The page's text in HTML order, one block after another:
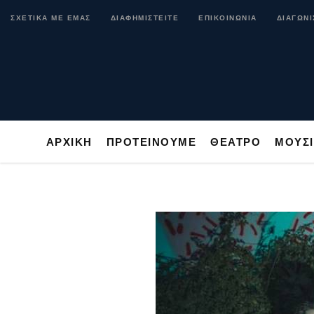
ΣΧΕΤΙΚΑ ΜΕ ΕΜΑΣ ΔΙΑΦΗΜΙΣΤΕΙΤΕ ΕΠΙΚΟΙΝΩΝΙΑ
ΑΡΧΙΚΗ ΠΡΟΤΕΙΝΟΥΜΕ ΘΕΑΤΡΟ
ΑΡΧΙΚΗ ΠΡΟΤΕΙΝΟΥΜΕ ΘΕΑΤΡΟ